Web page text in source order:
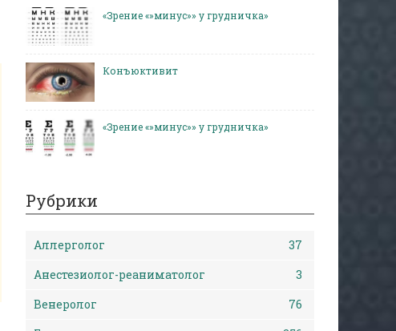
«Зрение «»минус»» у грудничка»
Конъюктивит
«Зрение «»минус»» у грудничка»
Рубрики
Аллерголог
37
Анестезиолог-реаниматолог
3
Венеролог
76